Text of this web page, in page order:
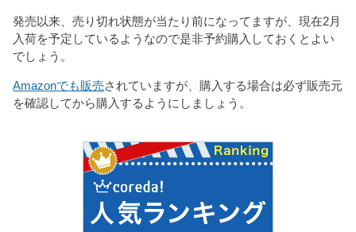
発売以来、売り切れ状態が当たり前になってますが、現在2月
入荷を予定しているようなので是非予約購入しておくとよい
でしょう。
Amazonでも販売されていますが、購入する場合は必ず販売元
を確認してから購入するようにしましょう。